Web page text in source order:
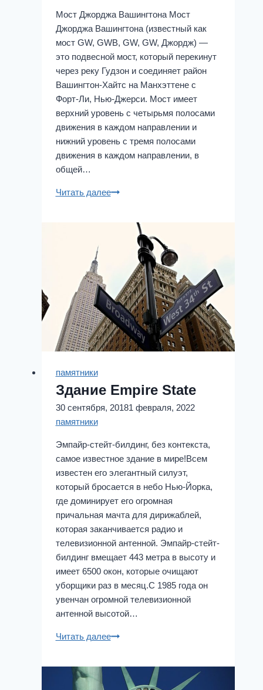
Мост Джорджа Вашингтона Мост
Джорджа Вашингтона (известный как
мост GW, GWB, GW, GW, Джордж) —
это подвесной мост, который перекинут
через реку Гудзон и соединяет район
Вашингтон-Хайтс на Манхэттене с
Форт-Ли, Нью-Джерси. Мост имеет
верхний уровень с четырьмя полосами
движения в каждом направлении и
нижний уровень с тремя полосами
движения в каждом направлении, в
общей…
Читать далееМосты
памятники
Здание Empire State
30 сентября, 20181 февраля, 2022
памятники
Эмпайр-стейт-билдинг, без контекста,
самое известное здание в мире!Всем
известен его элегантный силуэт,
который бросается в небо Нью-Йорка,
где доминирует его огромная
причальная мачта для дирижаблей,
которая заканчивается радио и
телевизионной антенной. Эмпайр-стейт-
билдинг вмещает 443 метра в высоту и
имеет 6500 окон, которые очищают
уборщики раз в месяц.С 1985 года он
увенчан огромной телевизионной
антенной высотой…
Читать далееЗдание